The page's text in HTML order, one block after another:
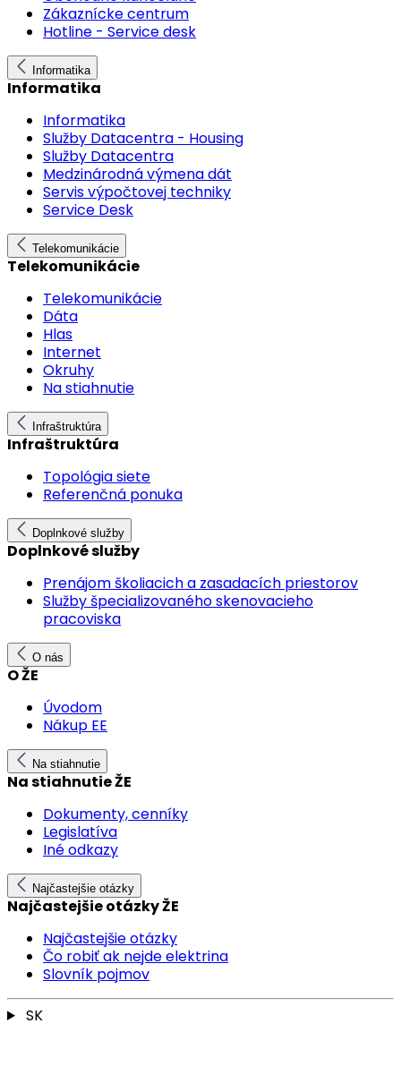
Zákaznícke centrum
Hotline - Service desk
Informatika
Informatika
Informatika
Služby Datacentra - Housing
Služby Datacentra
Medzinárodná výmena dát
Servis výpočtovej techniky
Service Desk
Telekomunikácie
Telekomunikácie
Telekomunikácie
Dáta
Hlas
Internet
Okruhy
Na stiahnutie
Infraštruktúra
Infraštruktúra
Topológia siete
Referenčná ponuka
Doplnkové služby
Doplnkové služby
Prenájom školiacich a zasadacích priestorov
Služby špecializovaného skenovacieho
pracoviska
O nás
O ŽE
Úvodom
Nákup EE
Na stiahnutie
Na stiahnutie ŽE
Dokumenty, cenníky
Legislatíva
Iné odkazy
Najčastejšie otázky
Najčastejšie otázky ŽE
Najčastejšie otázky
Čo robiť ak nejde elektrina
Slovník pojmov
SK